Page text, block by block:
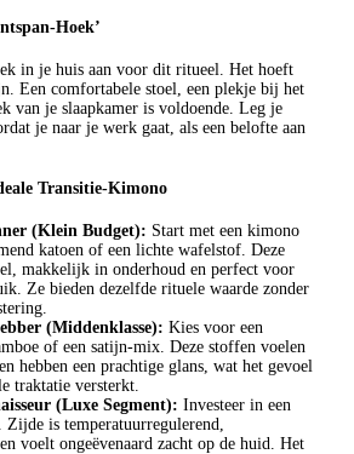
Hoek’
in je huis aan voor dit ritueel. Het hoeft
Een comfortabele stoel, een plekje bij het
van je slaapkamer is voldoende. Leg je
je naar je werk gaat, als een belofte aan
Transitie-Kimono
(Klein Budget): Start met een kimono
katoen of een lichte wafelstof. Deze
makkelijk in onderhoud en perfect voor
Ze bieden dezelfde rituele waarde zonder
(Middenklasse): Kies voor een
of een satijn-mix. Deze stoffen voelen
hebben een prachtige glans, wat het gevoel
traktatie versterkt.
(Luxe Segment): Investeer in een
is temperatuurregulerend,
voelt ongeëvenaard zacht op de huid. Het